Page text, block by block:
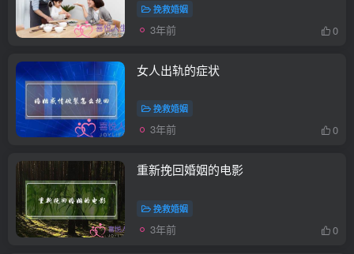
挽救婚姻
3年前 0
女人出轨的症状
挽救婚姻
3年前 0
重新挽回婚姻的电影
挽救婚姻
3年前 0